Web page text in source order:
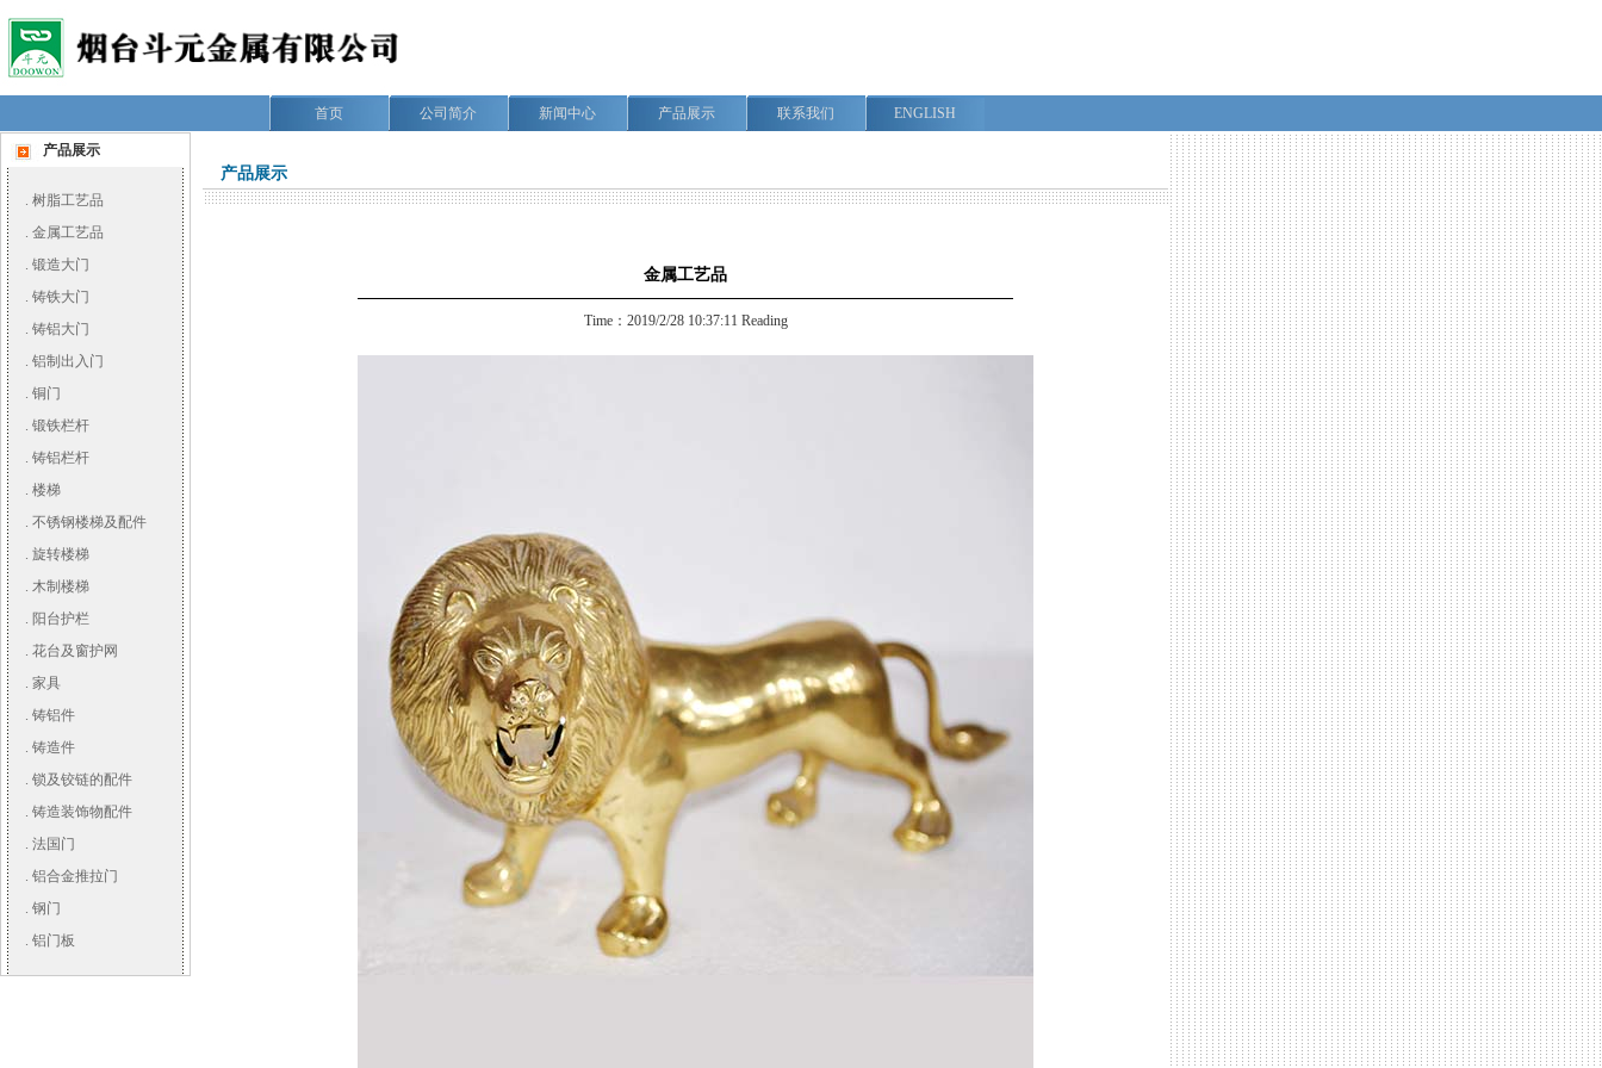
首页 公司简介 新闻中心 产品展示 联系我们 ENGLISH
产品展示
. 树脂工艺品
. 金属工艺品
. 锻造大门
. 铸铁大门
. 铸铝大门
. 铝制出入门
. 铜门
. 锻铁栏杆
. 铸铝栏杆
. 楼梯
. 不锈钢楼梯及配件
. 旋转楼梯
. 木制楼梯
. 阳台护栏
. 花台及窗护网
. 家具
. 铸铝件
. 铸造件
. 锁及铰链的配件
. 铸造装饰物配件
. 法国门
. 铝合金推拉门
. 钢门
. 铝门板
产品展示
金属工艺品
Time：2019/2/28 10:37:11 Reading